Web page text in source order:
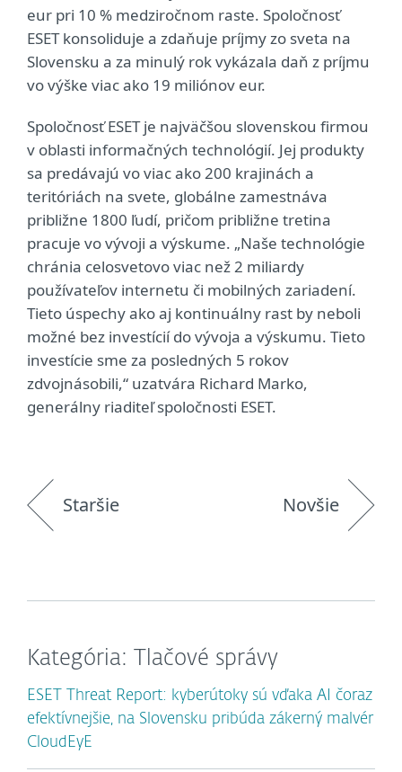
eur pri 10 % medziročnom raste. Spoločnosť
ESET konsoliduje a zdaňuje príjmy zo sveta na
Slovensku a za minulý rok vykázala daň z príjmu
vo výške viac ako 19 miliónov eur.
Spoločnosť ESET je najväčšou slovenskou firmou
v oblasti informačných technológií. Jej produkty
sa predávajú vo viac ako 200 krajinách a
teritóriách na svete, globálne zamestnáva
približne 1800 ľudí, pričom približne tretina
pracuje vo vývoji a výskume. „Naše technológie
chránia celosvetovo viac než 2 miliardy
používateľov internetu či mobilných zariadení.
Tieto úspechy ako aj kontinuálny rast by neboli
možné bez investícií do vývoja a výskumu. Tieto
investície sme za posledných 5 rokov
zdvojnásobili,“ uzatvára Richard Marko,
generálny riaditeľ spoločnosti ESET.
Staršie Novšie
Kategória: Tlačové správy
ESET Threat Report: kyberútoky sú vďaka AI čoraz
efektívnejšie, na Slovensku pribúda zákerný malvér
CloudEyE